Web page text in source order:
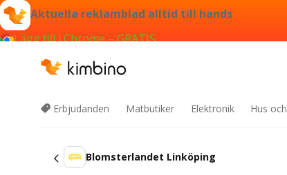
Aktuella reklamblad alltid till hands
Lägg till i Chrome – GRATIS
Erbjudanden Matbutiker Elektronik Hus
Blomsterlandet Linköping